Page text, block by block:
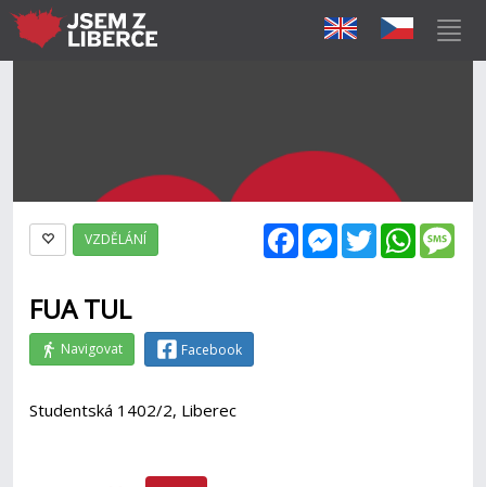
FacebookMessenger
Twitter
VZDĚLÁNÍ
FUA TUL
Navigovat Facebook
Studentská 1402/2, Liberec